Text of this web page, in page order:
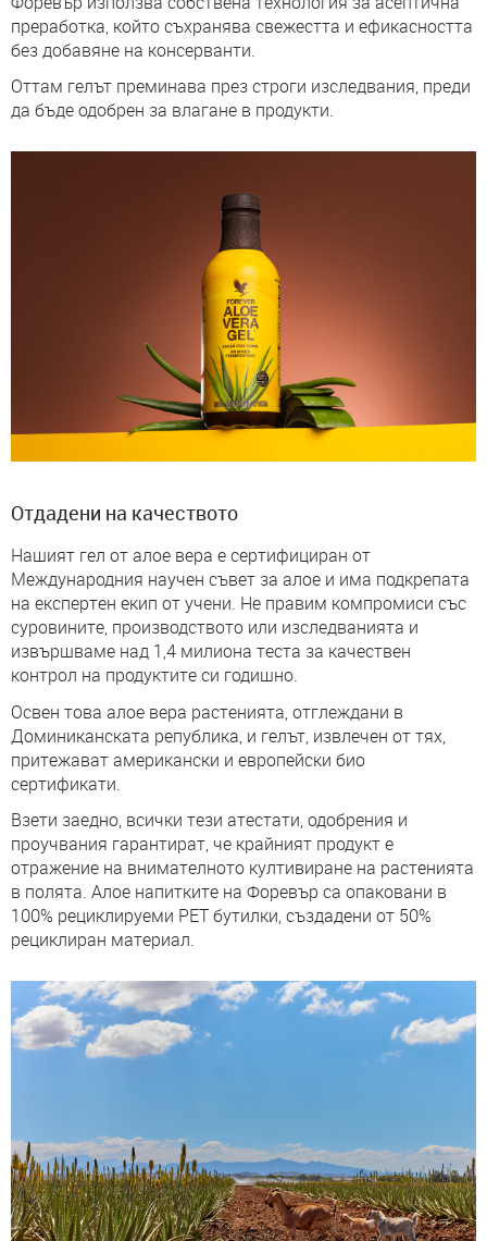
преработка, който съхранява свежестта и ефикасността
без добавяне на консерванти.
Оттам гелът преминава през строги изследвания, преди
да бъде одобрен за влагане в продукти.
Отдадени на качеството
Нашият гел от алое вера е сертифициран от
Международния научен съвет за алое и има подкрепата
на експертен екип от учени. Не правим компромиси със
суровините, производството или изследванията и
извършваме над 1,4 милиона теста за качествен
контрол на продуктите си годишно.
Освен това алое вера растенията, отглеждани в
Доминиканската република, и гелът, извлечен от тях,
притежават американски и европейски био
сертификати.
Взети заедно, всички тези атестати, одобрения и
проучвания гарантират, че крайният продукт е
отражение на внимателното култивиране на растенията
в полята. Алое напитките на Форевър са опаковани в
100% рециклируеми PET бутилки, създадени от 50%
рециклиран материал.